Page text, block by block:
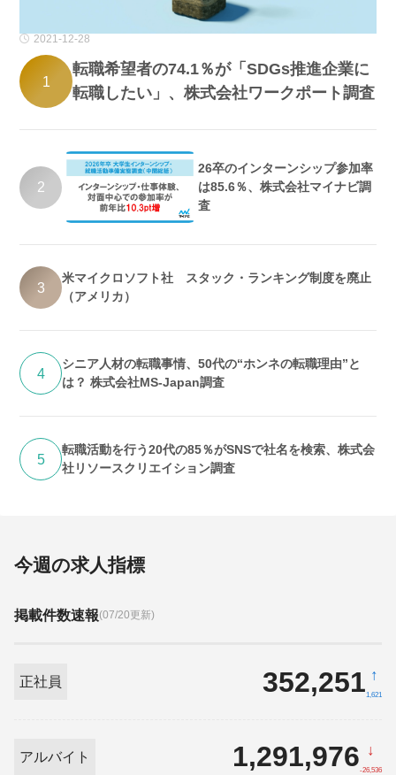
2021-12-28
1
転職希望者の74.1％が「SDGs推進企業に
転職したい」、株式会社ワークポート調査
2
26卒のインターンシップ参加率
は85.6％、株式会社マイナビ調
査
3
米マイクロソフト社 スタック・ランキング制度を廃止
（アメリカ）
4
シニア人材の転職事情、50代の“ホンネの転職理由”と
は？ 株式会社MS-Japan調査
5
転職活動を行う20代の85％がSNSで社名を検索、株式会
社リソースクリエイション調査
今週の求人指標
掲載件数速報(07/20更新)
正社員 352,251 ↑
1,621
アルバイト 1,291,976 ↓
-26,536